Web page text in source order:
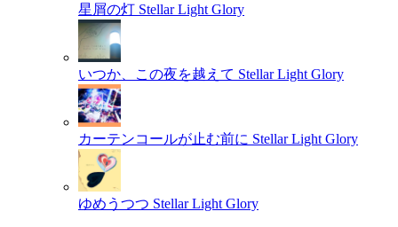
星屑の灯 Stellar Light Glory
いつか、この夜を越えて Stellar Light Glory
カーテンコールが止む前に Stellar Light Glory
ゆめうつつ Stellar Light Glory